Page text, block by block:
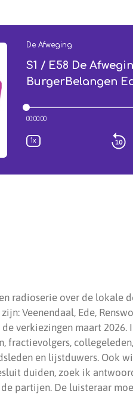
radioserie over de
Veenendaal, Ede,
verkiezingen maart
fractievolgers,
en lijstduwers. Ook
duiden, zoek ik
partijen. De luisteraar